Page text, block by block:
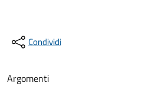
Condividi
Argomenti